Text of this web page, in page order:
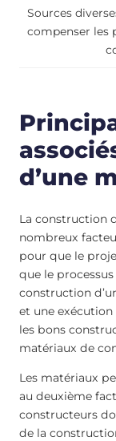
Sources
compenser les
d’une
La construction
nombreux
pour que le
que le
construction
et une exécution
les bons
matériaux de
Les matériaux
au deuxième
constructeurs
de la